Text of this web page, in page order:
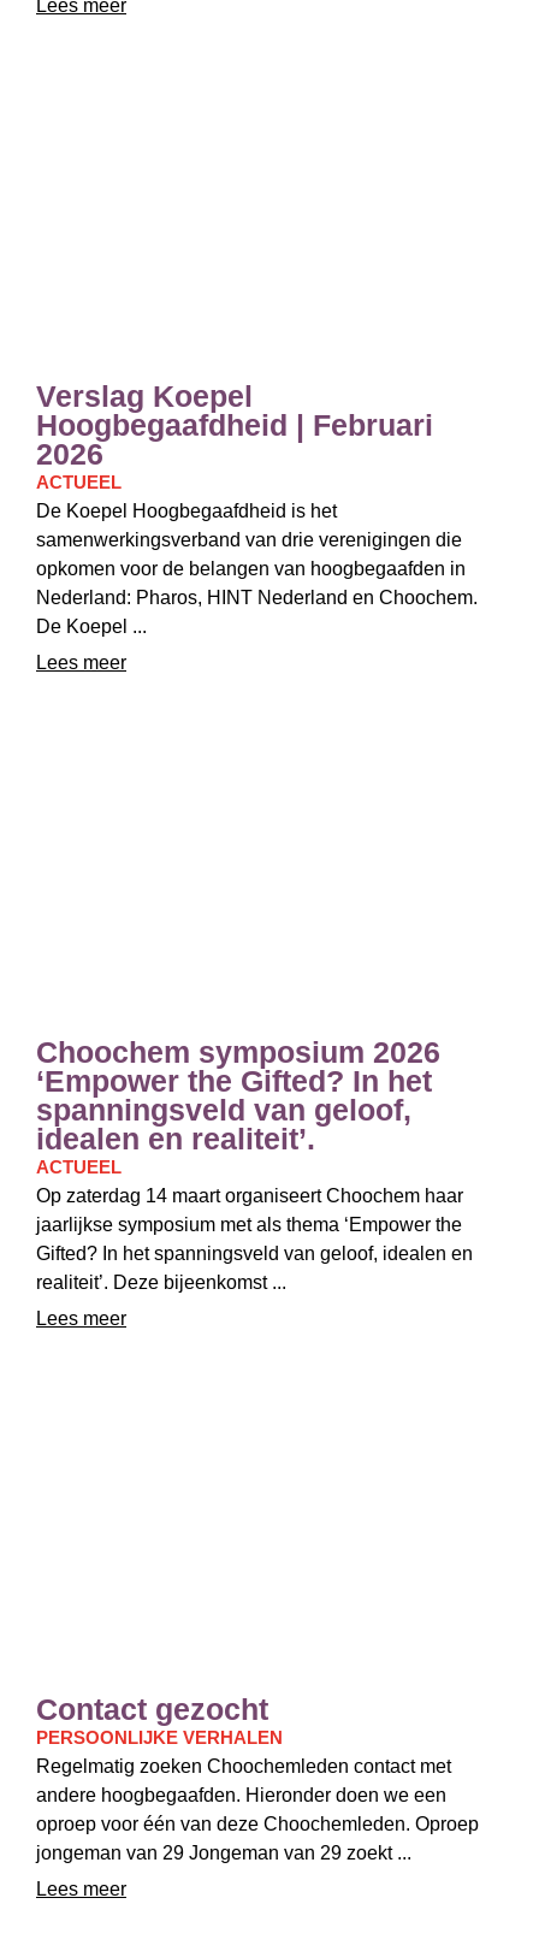
Lees meer
ACTUEEL
Verslag Koepel
Hoogbegaafdheid | Februari
2026
De Koepel Hoogbegaafdheid is het
samenwerkingsverband van drie verenigingen die
opkomen voor de belangen van hoogbegaafden in
Nederland: Pharos, HINT Nederland en Choochem.
De Koepel ...
Lees meer
ACTUEEL
Choochem symposium 2026
‘Empower the Gifted? In het
spanningsveld van geloof,
idealen en realiteit’.
Op zaterdag 14 maart organiseert Choochem haar
jaarlijkse symposium met als thema ‘Empower the
Gifted? In het spanningsveld van geloof, idealen en
realiteit’. Deze bijeenkomst ...
Lees meer
PERSOONLIJKE VERHALEN
Contact gezocht
Regelmatig zoeken Choochemleden contact met
andere hoogbegaafden. Hieronder doen we een
oproep voor één van deze Choochemleden. Oproep
jongeman van 29 Jongeman van 29 zoekt ...
Lees meer